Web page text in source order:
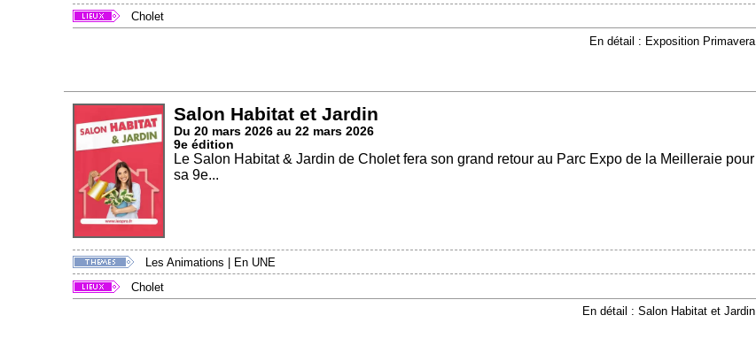
Cholet
En détail : Exposition Primavera
Salon Habitat et Jardin
Du 20 mars 2026 au 22 mars 2026
9e édition
Le Salon Habitat & Jardin de Cholet fera son grand retour au Parc Expo de la Meilleraie pour
sa 9e...
Les Animations
En UNE
Cholet
En détail : Salon Habitat et Jardin